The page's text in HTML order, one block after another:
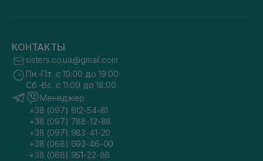
КОНТАКТЫ
sisters.co.ua@gmail.com
Пн.-Пт. с 10:00 до 19:00
Сб.-Вс. с 11:00 до 18:00
Менеджер
+38 (097) 612-54-81
+38 (097) 788-12-88
+38 (097) 983-41-20
+38 (068) 693-46-00
+38 (068) 951-22-86